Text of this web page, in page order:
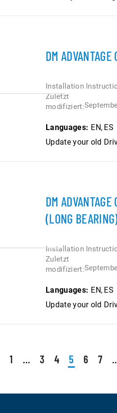
DM
Installation
Zuletzt
modifiziert:
Languages: EN ES
Update your old
DM
(LONG
Installation
Zuletzt
modifiziert:
Languages: EN ES
Update your old
1 … 3 4 5 6 7